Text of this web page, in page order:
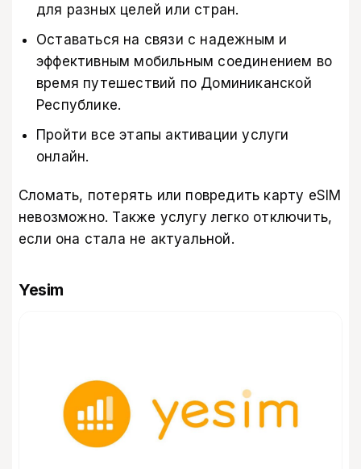
для разных целей или стран.
Оставаться на связи с надежным и
эффективным мобильным соединением во
время путешествий по Доминиканской
Республике.
Пройти все этапы активации услуги
онлайн.
Сломать, потерять или повредить карту eSIM
невозможно. Также услугу легко отключить,
если она стала не актуальной.
Yesim